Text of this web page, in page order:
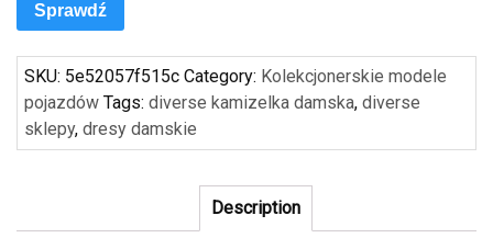
Sprawdź
SKU: 5e52057f515c Category: Kolekcjonerskie modele
pojazdów Tags: diverse kamizelka damska, diverse
sklepy, dresy damskie
Description